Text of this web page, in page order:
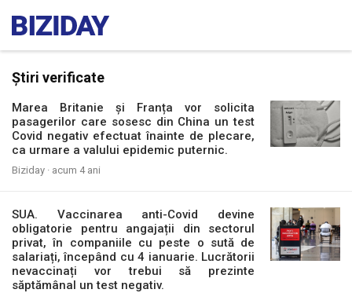
Știri verificate
Marea Britanie și Franța vor solicita
pasagerilor care sosesc din China un test
Covid negativ efectuat înainte de plecare,
ca urmare a valului epidemic puternic.
Biziday · acum 4 ani
SUA. Vaccinarea anti-Covid devine
obligatorie pentru angajații din sectorul
privat, în companiile cu peste o sută de
salariați, începând cu 4 ianuarie. Lucrătorii
nevaccinați vor trebui să prezinte
săptămânal un test negativ.